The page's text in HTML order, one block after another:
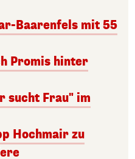
Baarenfels mit 55
Promis hinter
sucht Frau" im
Hochmair zu